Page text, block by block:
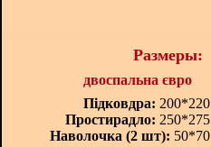
Размеры:
двоспальна євро
Підковдра: 200*220
Простирадло: 250*275
Наволочка (2 шт): 50*70